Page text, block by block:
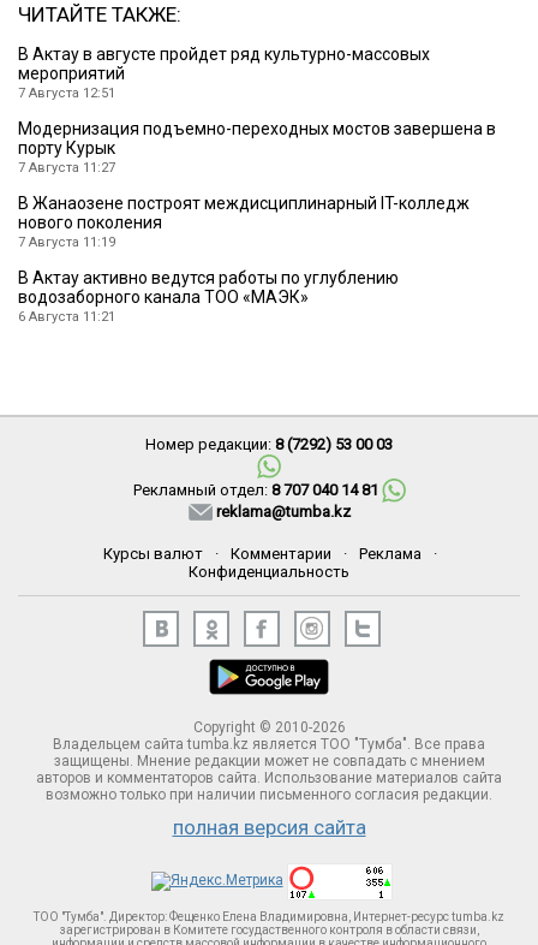
ЧИТАЙТЕ ТАКЖЕ:
В Актау в августе пройдет ряд культурно-массовых
мероприятий
7 Августа 12:51
Модернизация подъемно-переходных мостов завершена в
порту Курык
7 Августа 11:27
В Жанаозене построят междисциплинарный IT-колледж
нового поколения
7 Августа 11:19
В Актау активно ведутся работы по углублению
водозаборного канала ТОО «МАЭК»
6 Августа 11:21
Номер редакции: 8 (7292) 53 00 03
Рекламный отдел: 8 707 040 14 81
reklama@tumba.kz
Курсы валют · Комментарии · Реклама
·
Конфиденциальность
Copyright © 2010-2026
Владельцем сайта tumba.kz является ТОО "Тумба". Все права
защищены. Мнение редакции может не совпадать с мнением
авторов и комментаторов сайта. Использование материалов сайта
возможно только при наличии письменного согласия редакции.
полная версия сайта
ТОО "Тумба". Директор: Фещенко Елена Владимировна, Интернет-ресурс tumba.kz
зарегистрирован в Комитете госудаственного контроля в области связи,